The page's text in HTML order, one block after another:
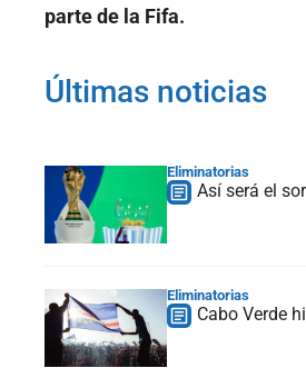
parte de la Fifa.
Últimas noticias
Eliminatorias
Así será el
Eliminatorias
Cabo Verde